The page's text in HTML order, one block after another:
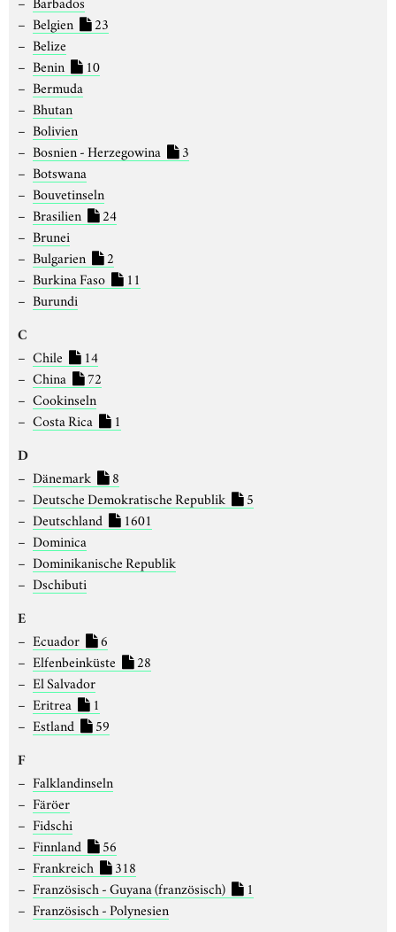
Belgien
23
Belize
Benin
10
Bermuda
Bhutan
Bolivien
Bosnien - Herzegowina
3
Botswana
Bouvetinseln
Brasilien
24
Brunei
Bulgarien
2
Burkina Faso
11
Burundi
C
Chile
14
China
72
Cookinseln
Costa Rica
1
D
Dänemark
8
Deutsche Demokratische Republik
5
Deutschland
1601
Dominica
Dominikanische Republik
Dschibuti
E
Ecuador
6
Elfenbeinküste
28
El Salvador
Eritrea
1
Estland
59
F
Falklandinseln
Färöer
Fidschi
Finnland
56
Frankreich
318
Französisch - Guyana (französisch)
1
Französisch - Polynesien